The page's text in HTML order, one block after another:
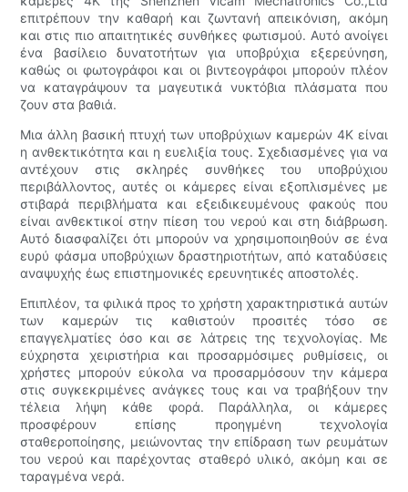
επιτρέπουν την καθαρή και ζωντανή απεικόνιση, ακόμη
και στις πιο απαιτητικές συνθήκες φωτισμού. Αυτό ανοίγει
ένα βασίλειο δυνατοτήτων για υποβρύχια εξερεύνηση,
καθώς οι φωτογράφοι και οι βιντεογράφοι μπορούν πλέον
να καταγράψουν τα μαγευτικά νυκτόβια πλάσματα που
ζουν στα βαθιά.
Μια άλλη βασική πτυχή των υποβρύχιων καμερών 4K είναι
η ανθεκτικότητα και η ευελιξία τους. Σχεδιασμένες για να
αντέχουν στις σκληρές συνθήκες του υποβρύχιου
περιβάλλοντος, αυτές οι κάμερες είναι εξοπλισμένες με
στιβαρά περιβλήματα και εξειδικευμένους φακούς που
είναι ανθεκτικοί στην πίεση του νερού και στη διάβρωση.
Αυτό διασφαλίζει ότι μπορούν να χρησιμοποιηθούν σε ένα
ευρύ φάσμα υποβρύχιων δραστηριοτήτων, από καταδύσεις
αναψυχής έως επιστημονικές ερευνητικές αποστολές.
Επιπλέον, τα φιλικά προς το χρήστη χαρακτηριστικά αυτών
των καμερών τις καθιστούν προσιτές τόσο σε
επαγγελματίες όσο και σε λάτρεις της τεχνολογίας. Με
εύχρηστα χειριστήρια και προσαρμόσιμες ρυθμίσεις, οι
χρήστες μπορούν εύκολα να προσαρμόσουν την κάμερα
στις συγκεκριμένες ανάγκες τους και να τραβήξουν την
τέλεια λήψη κάθε φορά. Παράλληλα, οι κάμερες
προσφέρουν επίσης προηγμένη τεχνολογία
σταθεροποίησης, μειώνοντας την επίδραση των ρευμάτων
του νερού και παρέχοντας σταθερό υλικό, ακόμη και σε
ταραγμένα νερά.